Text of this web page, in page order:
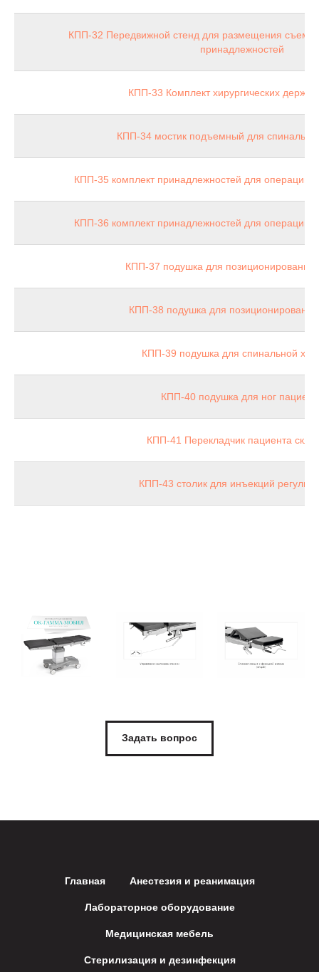
КПП-32 Передвижной стенд для размещения
принадлежностей
КПП-33 Комплект хирургических
КПП-34 мостик подъемный для
КПП-35 комплект принадлежностей для операций
КПП-36 комплект принадлежностей для операций
КПП‑37 подушка для позиционирования
КПП-38 подушка для позиционирования
КПП-39 подушка для спинальной
КПП-40 подушка для ног
КПП-41 Перекладчик пациента
КПП-43 столик для инъекций
Задать вопрос
Главная Анестезия и реанимация
Лабораторное оборудование
Медицинская мебель
Стерилизация и дезинфекция